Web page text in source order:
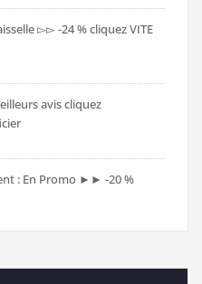
▻▻ -24 % cliquez VITE
avis cliquez
: En Promo ►► -20 %